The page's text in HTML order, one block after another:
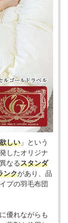
しい 」という
したオリジナ
なるスタンダ
ンクがあり、品
プの羽毛布団
優れながらも